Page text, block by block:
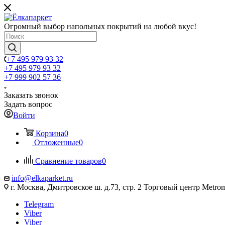
Огромный выбор напольных покрытий на любой вкус!
+7 495 979 93 32
+7 495 979 93 32
+7 999 902 57 36
Заказать звонок
Задать вопрос
Войти
Корзина0
Отложенные0
Сравнение товаров0
info@elkaparket.ru
г. Москва, Дмитровское ш. д.73, стр. 2 Торговый центр
Telegram
Viber
Viber